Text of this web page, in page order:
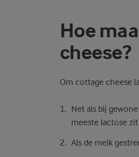
Hoe
cheese?
Om cottage cheese
Net als bij
meeste lactose
Als de melk